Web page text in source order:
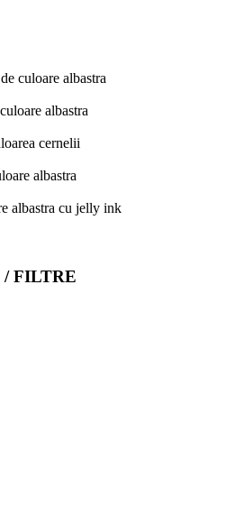
culoare albastra
albastra
cernelii
albastra
albastra cu jelly ink
FILTRE